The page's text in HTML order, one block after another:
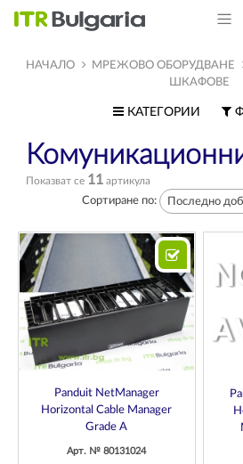
НАЧАЛО МРЕЖОВО ОБОРУДВАНЕ
ШКАФОВЕ
КАТЕГОРИИ
Показват се 11 артикула
Сортиране по: Последно
Panduit NetManager
Horizontal Cable Manager
Grade A
Арт. № 80131024